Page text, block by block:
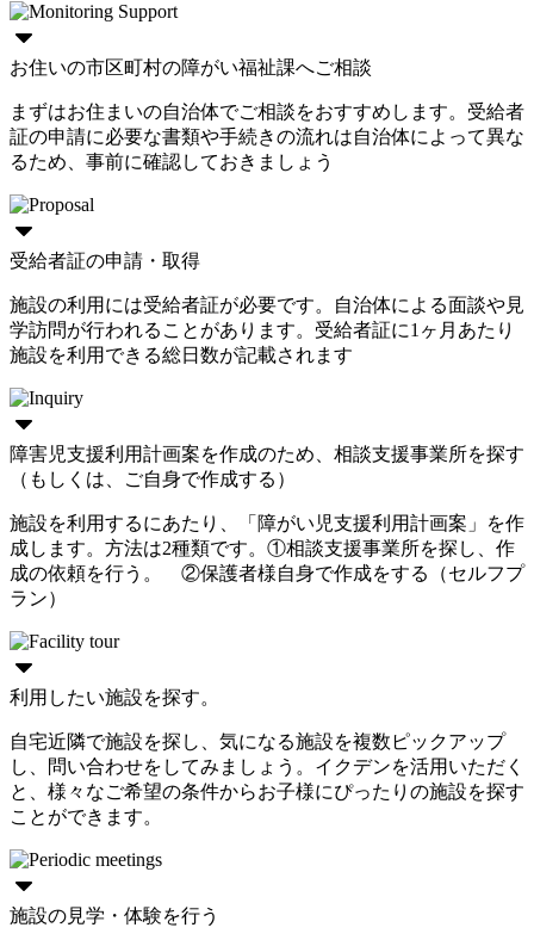
お住いの市区町村の障がい福祉課へご相談
まずはお住まいの自治体でご相談をおすすめします。受給者
証の申請に必要な書類や手続きの流れは自治体によって異な
るため、事前に確認しておきましょう
受給者証の申請・取得
施設の利用には受給者証が必要です。自治体による面談や見
学訪問が行われることがあります。受給者証に1ヶ月あたり
施設を利用できる総日数が記載されます
障害児支援利用計画案を作成のため、相談支援事業所を探す
（もしくは、ご自身で作成する）
施設を利用するにあたり、「障がい児支援利用計画案」を作
成します。方法は2種類です。①相談支援事業所を探し、作
成の依頼を行う。 ②保護者様自身で作成をする（セルフプ
ラン）
利用したい施設を探す。
自宅近隣で施設を探し、気になる施設を複数ピックアップ
し、問い合わせをしてみましょう。イクデンを活用いただく
と、様々なご希望の条件からお子様にぴったりの施設を探す
ことができます。
施設の見学・体験を行う